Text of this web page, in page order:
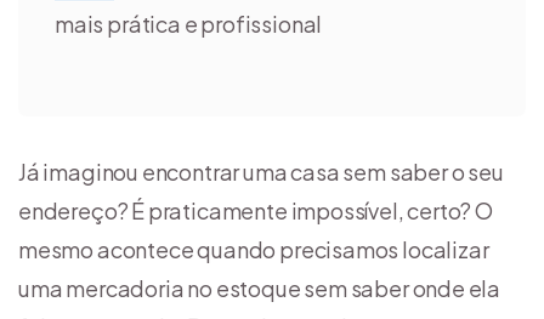
mais prática e profissional
Já imaginou encontrar uma casa sem saber o seu
endereço? É praticamente impossível, certo? O
mesmo acontece quando precisamos localizar
uma mercadoria no estoque sem saber onde ela